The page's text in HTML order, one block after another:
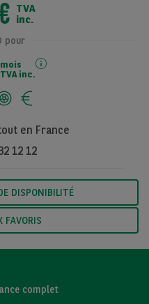
TVA
inc.
pour
mois
TVA inc.
en France
12 12
DISPONIBILITÉ
FAVORIS
complet